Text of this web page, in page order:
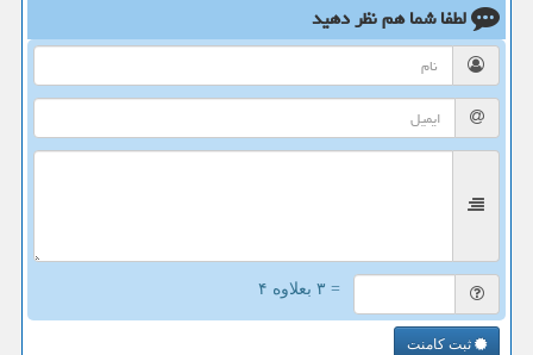
لطفا شما همنظر دهید
= ۳ بعلاوه ۴
ثبت کامنت